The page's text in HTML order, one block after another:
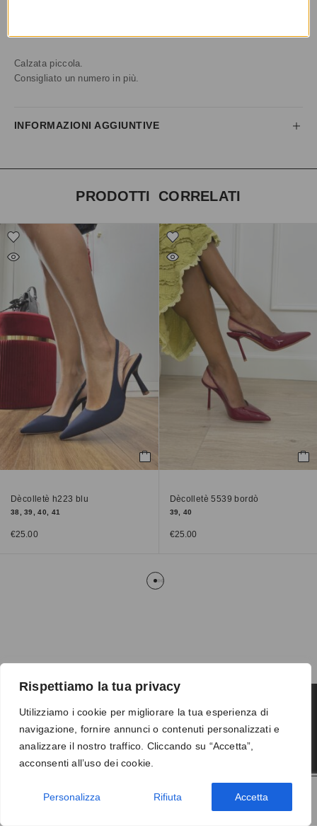
Rispettiamo la tua privacy
Utilizziamo i cookie per migliorare la tua esperienza di
navigazione, fornire annunci o contenuti personalizzati e
analizzare il nostro traffico. Cliccando su “Accetta”,
acconsenti all’uso dei cookie.
Personalizza Rifiuta Accetta
AGGIUNGI AL CARRELLO
Calzata piccola.
Consigliato un numero in più.
INFORMAZIONI AGGIUNTIVE
PRODOTTI CORRELATI
Dècolletè h223 blu
38, 39, 40, 41
€25.00
Dècolletè 5539 bordò
39, 40
€25.00
Termini e condizioni-Privacy-Reso